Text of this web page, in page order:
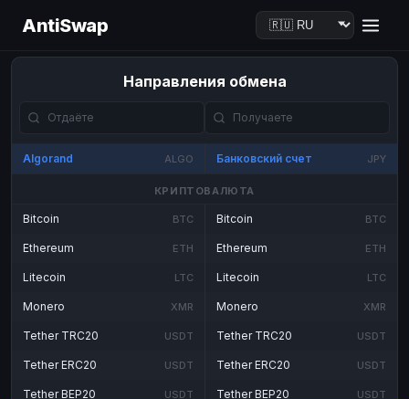
AntiSwap
Направления обмена
Algorand ALGO Банковский счет JPY
КРИПТОВАЛЮТА
Bitcoin BTC
Ethereum ETH
Litecoin LTC
Monero XMR
Tether TRC20 USDT
Tether ERC20 USDT
Tether BEP20 USDT
Bitcoin BTC
Ethereum ETH
Litecoin LTC
Monero XMR
Tether TRC20 USDT
Tether ERC20 USDT
Tether BEP20 USDT